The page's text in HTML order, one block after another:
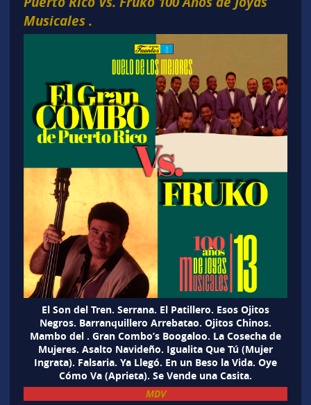
Musicales .
El Son del Tren. Serrana. El Patillero. Esos Ojitos
Negros. Barranquillero Arrebatao. Ojitos Chinos.
Mambo del . Gran Combo’s Boogaloo. La Cosecha de
Mujeres. Asalto Navideño. Igualita Que Tú (Mujer
Ingrata). Falsaria. Ya Llegó. En un Beso la Vida. Oye
Cómo Va (Aprieta). Se Vende una Casita.
MDV